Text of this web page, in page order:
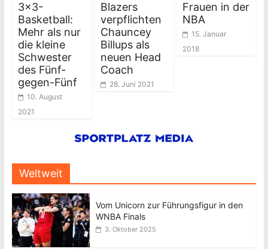
3×3-
Basketball:
Mehr als nur
die kleine
Schwester
des Fünf-
gegen-Fünf
10. August
2021
Blazers
verpflichten
Chauncey
Billups als
neuen Head
Coach
28. Juni 2021
Frauen in der
NBA
15. Januar
2018
Weltweit
Vom Unicorn zur Führungsfigur in den
WNBA Finals
3. Oktober 2025